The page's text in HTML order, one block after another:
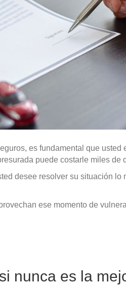
es fundamental que usted
puede costarle miles de
desee resolver su situación lo
ese momento de
nunca es la